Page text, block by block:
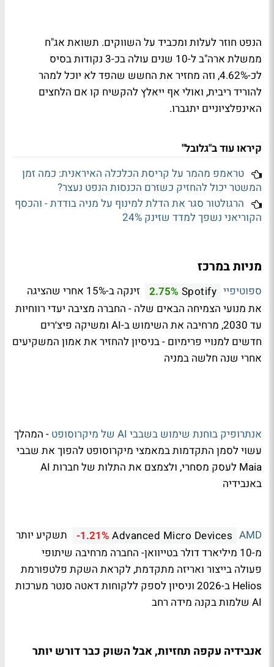
הנפט חוזר לעלות ומכביד על השווקים. תשואת אג"ח
ממשלת ארה"ב ל-10 שנים עולה בכ-3 נקודות בסיס
לכ-4.62%, וזה מחזיר את החשש שהפד לא יוכל למהר
להוריד ריבית, ואולי אף ייאלץ להקשיח קו אם הלחצים
האינפלציוניים יתגברו.
קיראו עוד ב"גלובל"
טראמפ מהמר על קריסת הכלכלה האיראנית: כמה זמן
המשטר יכול להחזיק כשזרם הכנסות הנפט נעצר?
הרגולטור סגר את הדלת למינוף על מניה בודדת - והכסף
הקוריאני נשפך למדד שזינק 24%
מניות במרכז
ספוטיפיי Spotify
2.75%
זינקה ב-15% אחרי שהציגה
את מנועי הצמיחה הבאים שלה - החברה מציבה יעדי רווחיות
עד 2030, מרחיבה את השימוש ב-AI ומשיקה פיצ׳רים
חדשים למנויי פרימיום - בניסיון להחזיר את אמון המשקיעים
אחרי שנה חלשה במניה
אנתרופיק בוחנת שימוש בשבבי AI של מיקרוסופט
- המהלך
עשוי לסמן התקדמות במאמצי מיקרוסופט להפוך את שבבי
Maia לעסק מסחרי, ולצמצם את התלות של חברות AI
באנבידיה
AMD
Advanced Micro Devices
-1.21%
תשקיע יותר
מ-10 מיליארד דולר בטייוואן- החברה מרחיבה שיתופי
פעולה בייצור ואריזה מתקדמת, לקראת השקת פלטפורמת
Helios ב-2026 וניסיון לספק ללקוחות דאטה סנטר מערכות
AI שלמות בקנה מידה רחב
אנבידיה עקפה תחזיות, אבל השוק כבר דורש יותר